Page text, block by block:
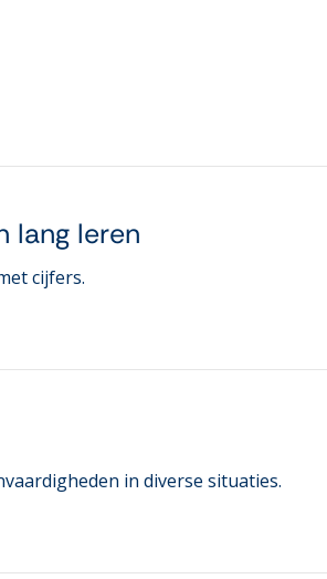
lang leren
cijfers.
in diverse situaties.